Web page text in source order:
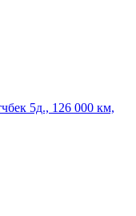
5д., 126 000 км,